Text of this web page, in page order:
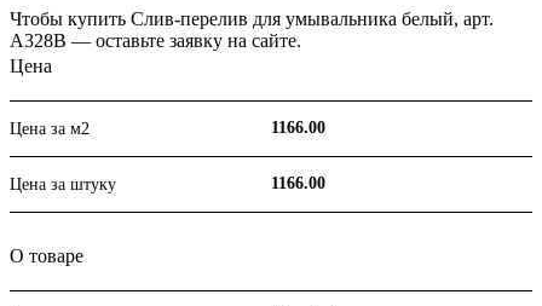
Чтобы купить Слив-перелив для умывальника белый, арт.
A328B — оставьте заявку на сайте.
Цена
Цена за м2 1166.00
Цена за штуку 1166.00
О товаре